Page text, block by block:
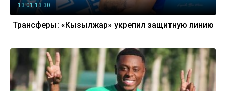
13.01 13:30
Трансферы: «Кызылжар» укрепил защитную линию